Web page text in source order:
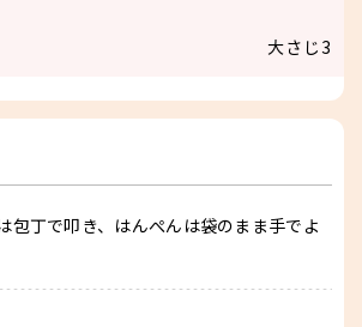
大さじ3
包丁で叩き、はんぺんは袋のまま手でよ